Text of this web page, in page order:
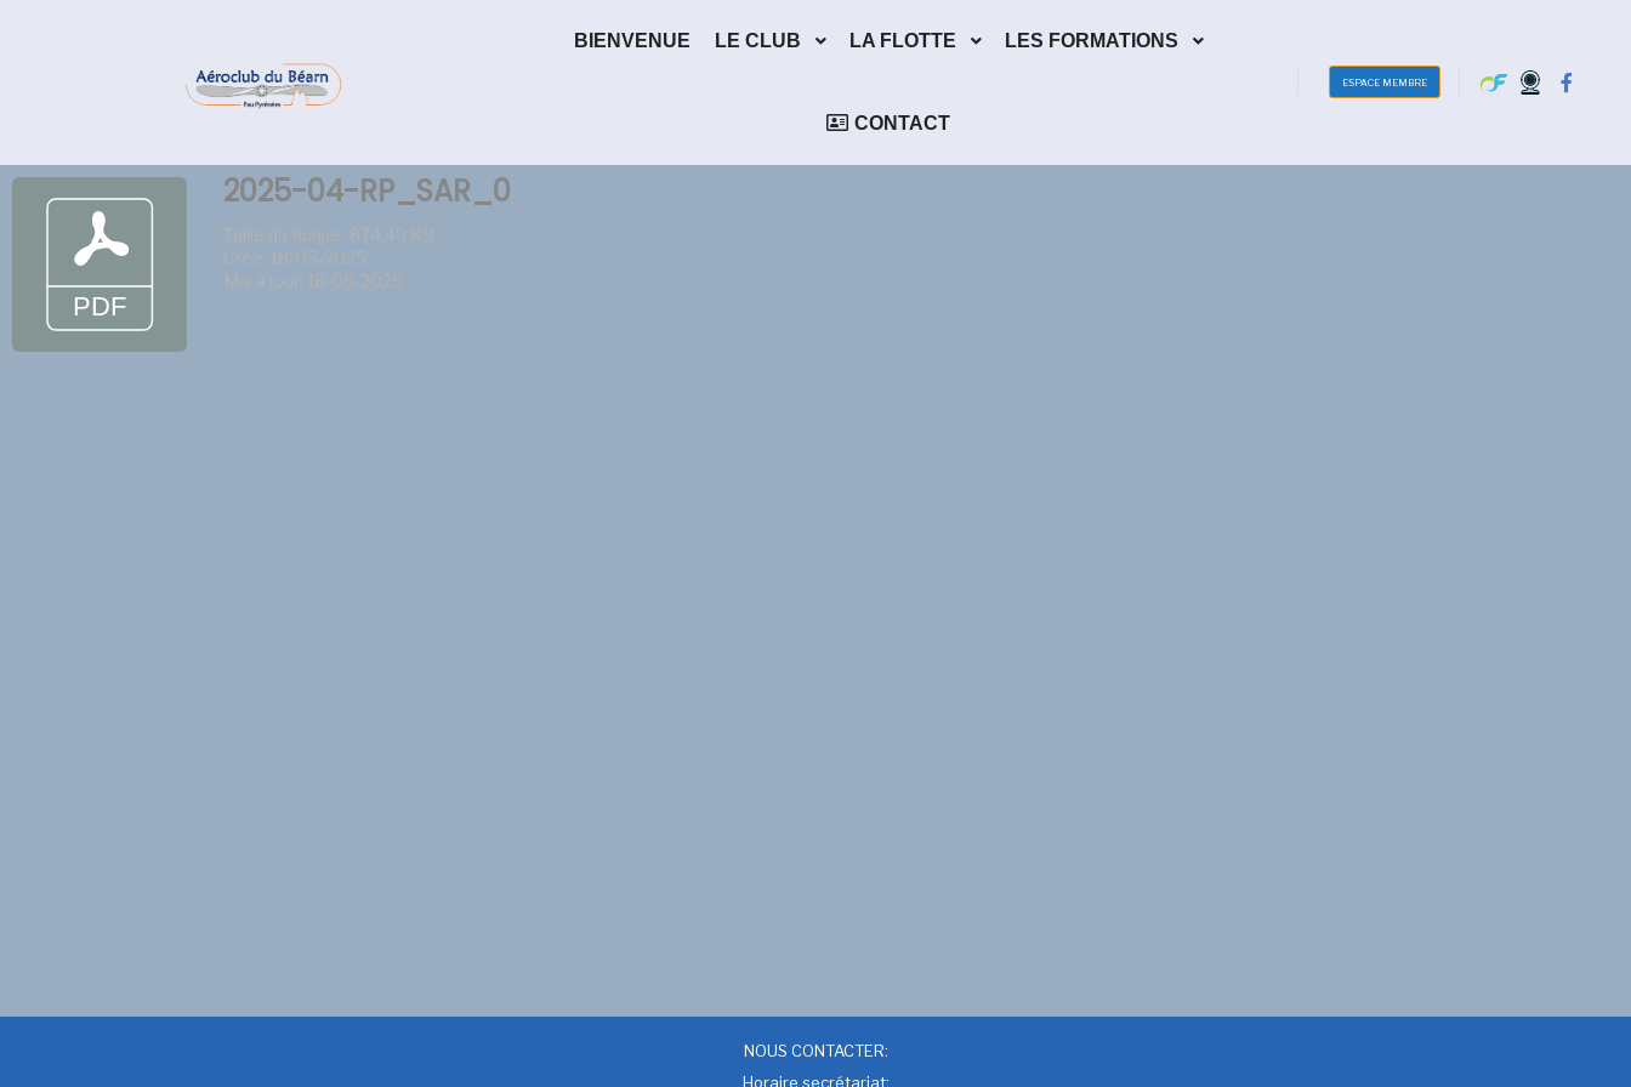
BIENVENUE LE CLUB LA FLOTTE LES FORMATIONS
CONTACT
ESPACE MEMBRE
2025-04-RP_SAR_0
Taille du fichier: 874.49 KB
Créé: 18-05-2025
Mis à jour: 18-05-2025
NOUS CONTACTER:
Horaire secrétariat: